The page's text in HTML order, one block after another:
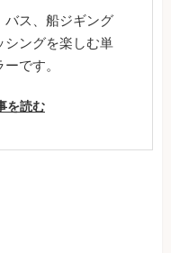
バス、船ジギング
シングを楽しむ単
です。
を読む